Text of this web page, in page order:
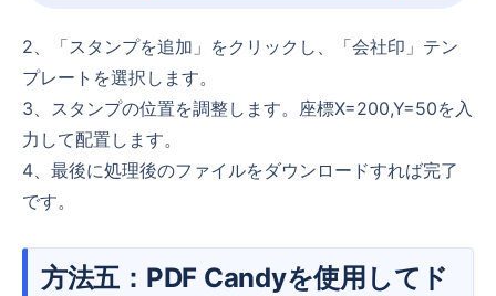
2、「スタンプを追加」をクリックし、「会社印」テン
プレートを選択します。
3、スタンプの位置を調整します。座標X=200,Y=50を入
力して配置します。
4、最後に処理後のファイルをダウンロードすれば完了
です。
方法五：PDF Candyを使用してド